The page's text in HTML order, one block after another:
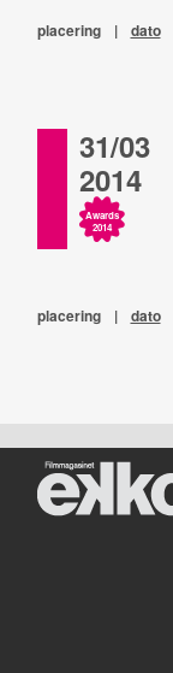
placering | dato
31/03
2014
Awards
2014
placering | dato